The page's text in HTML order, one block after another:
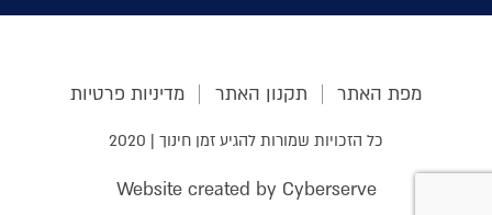
מפת האתר תקנון האתר מדיניות פרטיות
כל הזכויות שמורות להגיע זמן חינוך | 2020
Website created by Cyberserve